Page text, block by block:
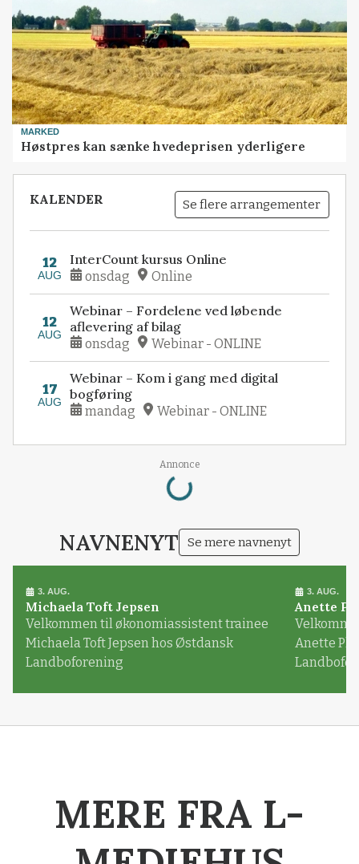
MARKED
Høstpres kan sænke hvedeprisen yderligere
KALENDER Se flere arrangementer
12
AUG
InterCount kursus Online
onsdag Online
12
AUG
Webinar – Fordelene ved løbende
aflevering af bilag
onsdag Webinar - ONLINE
17
AUG
Webinar – Kom i gang med digital
bogføring
mandag Webinar - ONLINE
Annonce
Loading...
NAVNENYT Se mere navnenyt
3. AUG.
Michaela Toft Jepsen
Velkommen til økonomiassistent trainee
Michaela Toft Jepsen hos Østdansk
Landboforening
3. AUG.
Anette
Anette
MERE FRA L-